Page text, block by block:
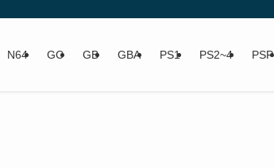
N64 GC GB GBA PS1 PS2~4 PSP